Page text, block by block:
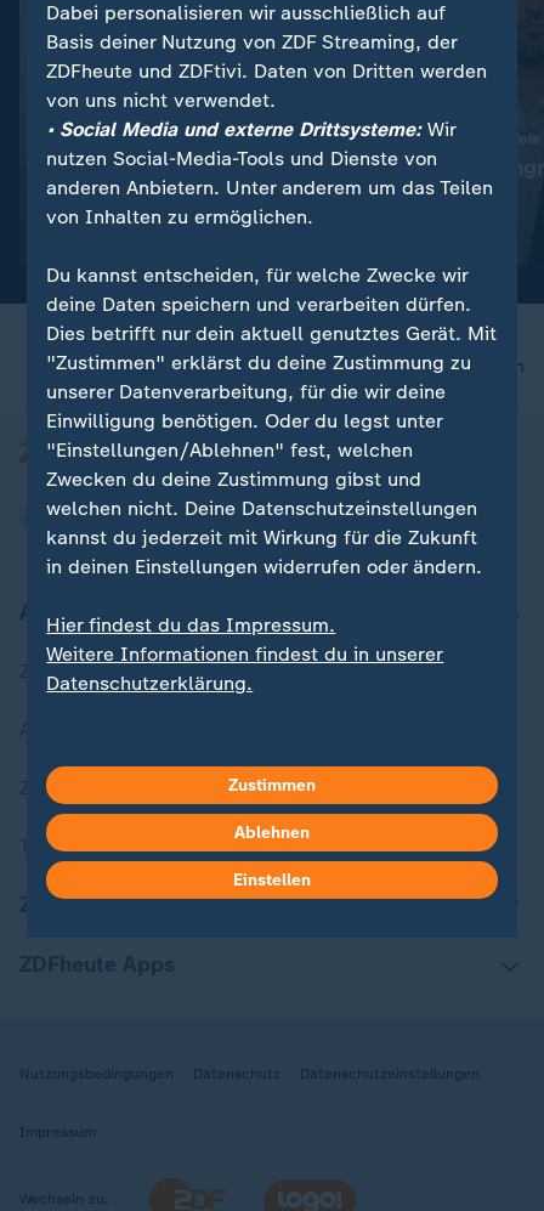
Abwehr ballistischer Raketen:
"Das ist die Champions-
League der Technologie"
Ukraine trifft neue Ziele
"Deutlicher
Alltag"
nach oben
Aktuell bei ZDFheute
Zuletzt veröffentlicht
ZDFheute Stories
Themen im Überblick
ZDFheute Update
Nutzungsbedingungen Datenschutz Datenschutzeinstellungen
Impressum
Wechseln zu:
Dabei personalisieren wir ausschließlich auf
Basis deiner Nutzung von ZDF Streaming, der
ZDFheute und ZDFtivi. Daten von Dritten werden
von uns nicht verwendet.
• Social Media und externe Drittsysteme:Wir
nutzen Social-Media-Tools und Dienste von
anderen Anbietern. Unter anderem um das Teilen
von Inhalten zu ermöglichen.
Du kannst entscheiden, für welche Zwecke wir
deine Daten speichern und verarbeiten dürfen.
Dies betrifft nur dein aktuell genutztes Gerät. Mit
"Zustimmen" erklärst du deine Zustimmung zu
unserer Datenverarbeitung, für die wir deine
Einwilligung benötigen. Oder du legst unter
"Einstellungen/Ablehnen" fest, welchen
Zwecken du deine Zustimmung gibst und
welchen nicht. Deine Datenschutzeinstellungen
kannst du jederzeit mit Wirkung für die Zukunft
in deinen Einstellungen widerrufen oder ändern.
Hier findest du das Impressum.
Weitere Informationen findest du in unserer
Datenschutzerklärung.
Zustimmen
Ablehnen
Einstellen